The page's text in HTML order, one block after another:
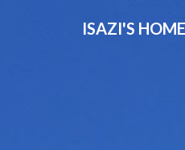
ISAZI'S HOME